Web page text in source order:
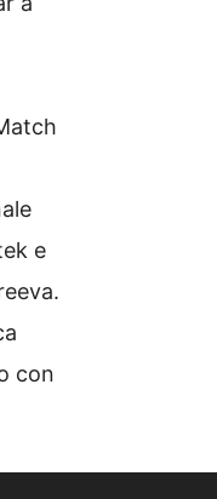
e
con